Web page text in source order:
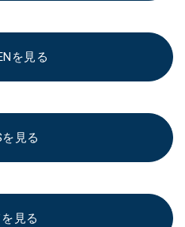
を見る
を見る
見る